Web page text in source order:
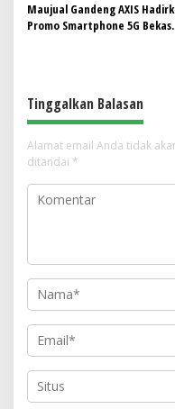
Maujual Gandeng AXIS
Promo Smartphone 5G Bekas
Tinggalkan Balasan
Alamat email Anda tidak
ditandai *